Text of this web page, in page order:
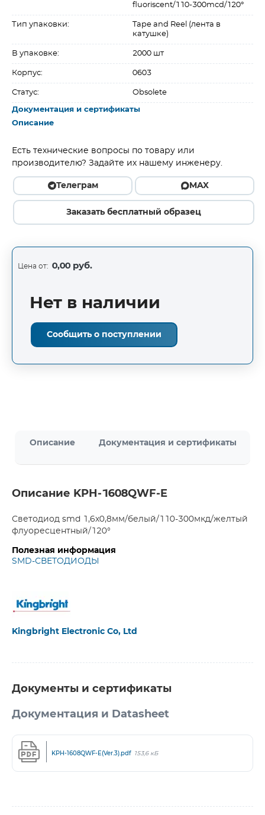
fluoriscent/110-300mcd/120°
Тип упаковки:
Tape and Reel (лента в
катушке)
В упаковке: 2000 шт
Корпус: 0603
Статус: Obsolete
Документация и сертификаты
Описание
Есть технические вопросы по товару или
производителю? Задайте их нашему инженеру.
Телеграм MAX
Заказать бесплатный образец
Цена от: 0,00 руб.
Нет в наличии
Сообщить о поступлении
Описание Документация и сертификаты
Описание KPH-1608QWF-E
Светодиод smd 1,6х0,8мм/белый/110-300мкд/желтый
флуоресцентный/120°
Полезная информация
SMD-СВЕТОДИОДЫ
Kingbright Electronic Co, Ltd
Документы и сертификаты
Документация и Datasheet
KPH-1608QWF-E(Ver.3).pdf 153,6 кБ